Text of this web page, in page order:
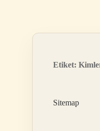
Etiket:
Sitemap